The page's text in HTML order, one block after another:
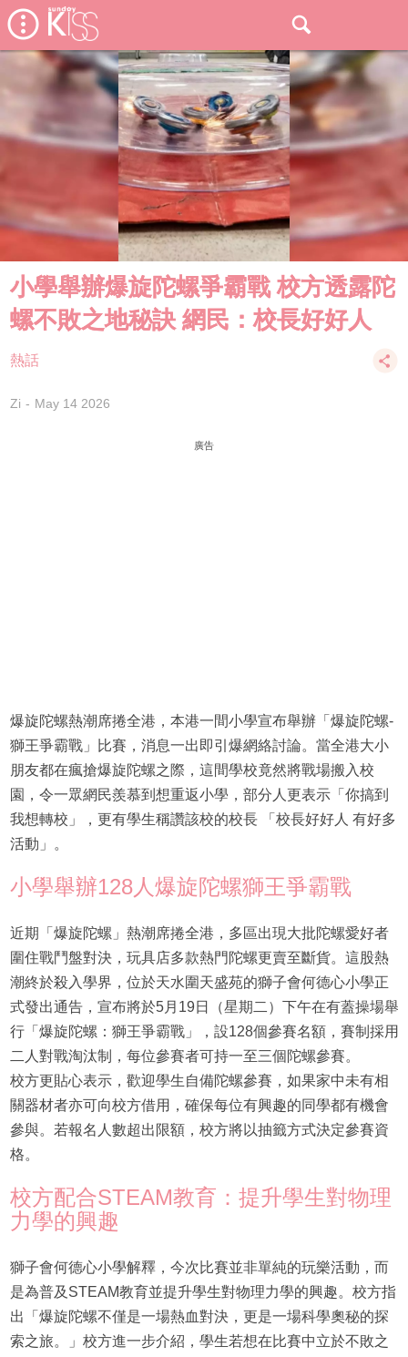
小學舉辦爆旋陀螺爭霸戰 校方透露陀
螺不敗之地秘訣 網民：校長好好人
熱話
Zi May 14 2026
廣告
爆旋陀螺熱潮席捲全港，本港一間小學宣布舉辦「爆旋陀螺-
獅王爭霸戰」比賽，消息一出即引爆網絡討論。當全港大小
朋友都在瘋搶爆旋陀螺之際，這間學校竟然將戰場搬入校
園，令一眾網民羨慕到想重返小學，部分人更表示「你搞到
我想轉校」，更有學生稱讚該校的校長 「校長好好人 有好多
活動」。
小學舉辦128人爆旋陀螺獅王爭霸戰
近期「爆旋陀螺」熱潮席捲全港，多區出現大批陀螺愛好者
圍住戰鬥盤對決，玩具店多款熱門陀螺更賣至斷貨。這股熱
潮終於殺入學界，位於天水圍天盛苑的獅子會何德心小學正
式發出通告，宣布將於5月19日（星期二）下午在有蓋操場舉
行「爆旋陀螺：獅王爭霸戰」，設128個參賽名額，賽制採用
二人對戰淘汰制，每位參賽者可持一至三個陀螺參賽。
校方更貼心表示，歡迎學生自備陀螺參賽，如果家中未有相
關器材者亦可向校方借用，確保每位有興趣的同學都有機會
參與。若報名人數超出限額，校方將以抽籤方式決定參賽資
格。
校方配合STEAM教育：提升學生對物理
力學的興趣
獅子會何德心小學解釋，今次比賽並非單純的玩樂活動，而
是為普及STEAM教育並提升學生對物理力學的興趣。校方指
出「爆旋陀螺不僅是一場熱血對決，更是一場科學奧秘的探
索之旅。」校方進一步介紹，學生若想在比賽中立於不敗之